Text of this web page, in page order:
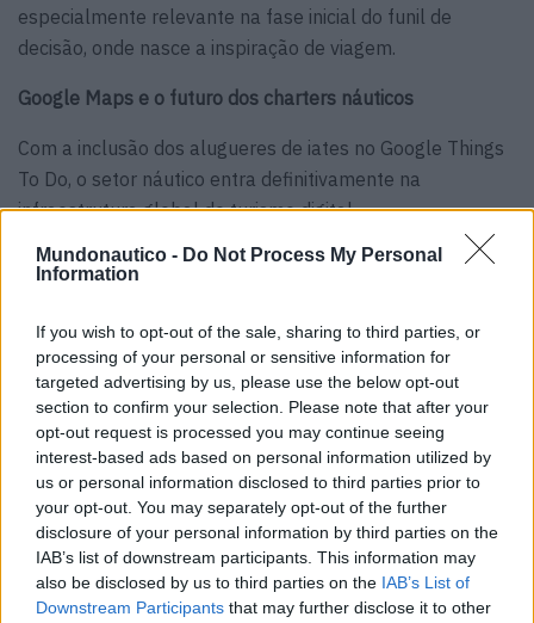
Mundonautico - Do Not Process My Personal
Information
If you wish to opt-out of the sale, sharing to third parties, or
processing of your personal or sensitive information for
targeted advertising by us, please use the below opt-out
section to confirm your selection. Please note that after your
opt-out request is processed you may continue seeing
interest-based ads based on personal information utilized by
us or personal information disclosed to third parties prior to
your opt-out. You may separately opt-out of the further
disclosure of your personal information by third parties on the
IAB’s list of downstream participants. This information may
also be disclosed by us to third parties on the IAB’s List of
Downstream Participants that may further disclose it to other
especialmente relevante na fase inicial do funil de
decisão, onde nasce a inspiração de viagem.
Google Maps e o futuro dos charters náuticos
Com a inclusão dos alugueres de iates no Google Things
To Do, o setor náutico entra definitivamente na
infraestrutura global do turismo digital.
Esta integração não só aumenta a visibilidade dos
os iates deixam de ser vistos como um produto exclusivo
ou altamente especializado e passam a ser uma opção
padrão no planeamento de férias.
O avanço da Boatscribe abre um novo capítulo para a
indústria de charter náutico, aproximando o mundo
marítimo de um público muito mais vasto e digitalmente
preparado.
Tags: Boatscribe charters náuticos
Google
Google Maps
Google Things To Do Illia Kolomoiskyi